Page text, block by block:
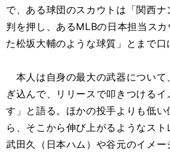
で、ある球団のスカウトは「関西
判を押し、あるMLBの日本担当ス
た松坂大輔のような球質」とまで口
本人は自身の最大の武器について
ぎ込んで、リリースで叩きつけるイ
す」と語る。ほかの投手よりも低
ら、そこから伸び上がるようなス
武田久（日本ハム）や谷元のイメー